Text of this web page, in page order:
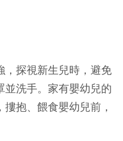
，探視新生兒時，避免
並洗手。家有嬰幼兒的
抱、餵食嬰幼兒前，